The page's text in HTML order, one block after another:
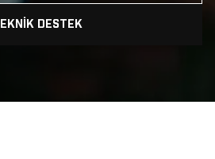
DESTEK